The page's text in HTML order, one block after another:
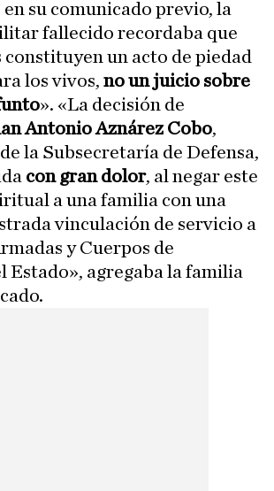
su comunicado previo, la
fallecido recordaba que
constituyen un acto de piedad
los vivos, no un juicio sobre
». «La decisión de
Antonio Aznárez Cobo,
la Subsecretaría de Defensa,
con gran dolor, al negar este
a una familia con una
vinculación de servicio a
y Cuerpos de
Estado», agregaba la familia